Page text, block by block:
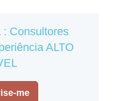
: Consultores
ALTO
me